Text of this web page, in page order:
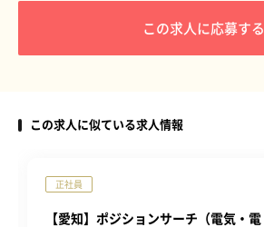
この求人に応募する
この求人に似ている求人情報
正社員
【愛知】ポジションサーチ（電気・電